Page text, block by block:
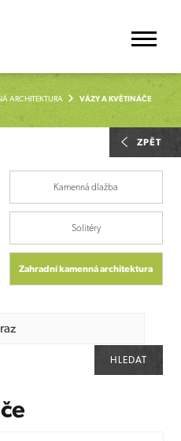
ZPĚT
ARCHITEKTURA VÁZY A KVĚTINÁČE
Kamenná dlažba
Solitéry
Zahradní kamenná architektura